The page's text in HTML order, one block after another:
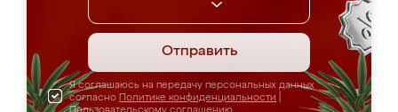
Отправить
Я соглашаюсь на передачу персональных данных
согласно Политике конфиденциальности
Пользовательскому соглашению